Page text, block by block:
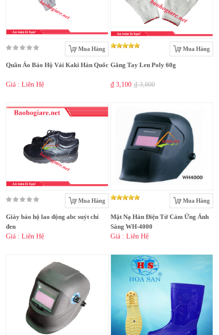
Mua Hàng
Quần Áo Bảo Hộ Vải Kaki Hàn Quốc
Giá : Liên Hệ
Mua Hàng
Găng Tay Len Poly 60g
₫ 3,100 ₫ 3,800
Mua Hàng
Giày bảo hộ lao động abc suýt chỉ
đen
Giá : Liên Hệ
Mua Hàng
Mặt Nạ Hàn Điện Tử Cảm Ứng Ánh
Sáng WH-4000
Giá : Liên Hệ